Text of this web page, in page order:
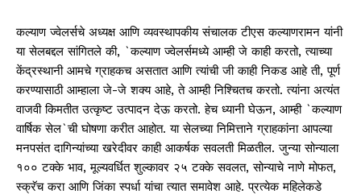
कल्याण ज्वेलर्सचे अध्यक्ष आणि व्यवस्थापकीय संचालक टीएस कल्याणरामन यांनी
या सेलबद्दल सांगितले की, `कल्याण ज्वेलर्समध्ये आम्ही जे काही करतो, त्याच्या
केंद्रस्थानी आमचे ग्राहकच असतात आणि त्यांची जी काही निकड आहे ती, पूर्ण
करण्यासाठी आम्हाला जे-जे शक्य आहे, ते आम्ही निश्चितच करतो. त्यांना अत्यंत
वाजवी किमतीत उत्कृष्ट उत्पादन देऊ करतो. हेच ध्यानी घेऊन, आम्ही `कल्याण
वार्षिक सेल`ची घोषणा करीत आहोत. या सेलच्या निमित्ताने ग्राहकांना आपल्या
मनपसंत दागिन्यांच्या खरेदीवर काही आकर्षक सवलती मिळतील. जुन्या सोन्याला
१०० टक्के भाव, मूल्यवर्धित शुल्कावर २५ टक्के सवलत, सोन्याचे नाणे मोफत,
स्क्रॅच करा आणि जिंका स्पर्धा यांचा त्यात समावेश आहे. प्रत्येक महिलेकडे